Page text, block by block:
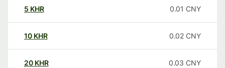
5 KHR 0.01 CNY
10 KHR 0.02 CNY
20 KHR 0.03 CNY